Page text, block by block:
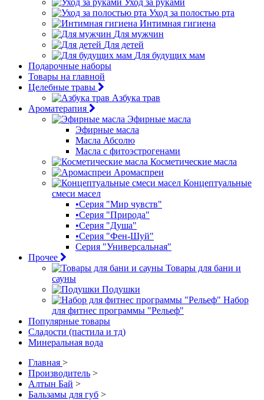
Уход за руками
Уход за полостью рта
Интимная гигиена
Для мужчин
Для детей
Для будущих мам
Подарочные наборы
Товары на главной
Целебные травы
Азбука трав
Ароматерапия
Эфирные масла
Эфирные масла
Масла Абсолю
Масла с фитоэстрогенами
Косметические масла
Аромаспреи
Концептуальные
смеси масел
•Серия "Мир чувств"
•Серия "Природа"
•Серия "Душа"
•Серия "Фен-Шуй"
Серия "Универсальная"
Прочее
Товары для бани и
сауны
Подушки
Набор
для фитнес программы "Рельеф"
Популярные товары
Сладости (пастила и тд)
Минеральная вода
Главная >
Производитель >
Алтын Бай >
Бальзамы для губ >